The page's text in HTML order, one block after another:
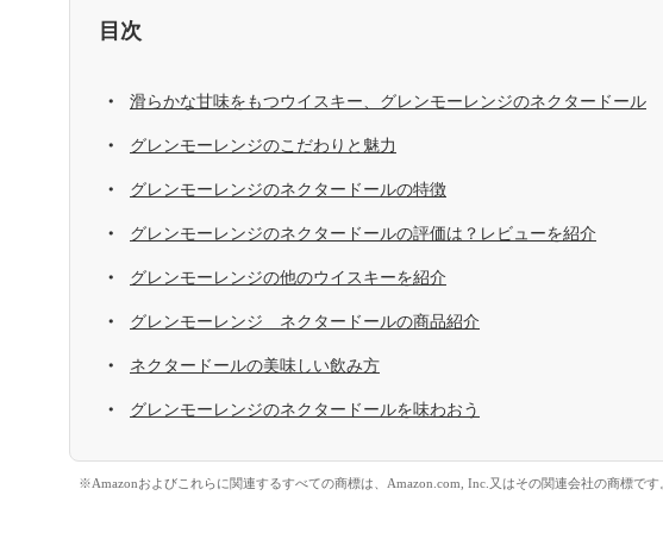
目次
滑らかな甘味をもつウイスキー、グレンモーレンジのネクタードール
グレンモーレンジのこだわりと魅力
グレンモーレンジのネクタードールの特徴
グレンモーレンジのネクタードールの評価は？レビューを紹介
グレンモーレンジの他のウイスキーを紹介
グレンモーレンジ ネクタードールの商品紹介
ネクタードールの美味しい飲み方
グレンモーレンジのネクタードールを味わおう
※Amazonおよびこれらに関連するすべての商標は、Amazon.com, Inc.又はその関連会社の商標です